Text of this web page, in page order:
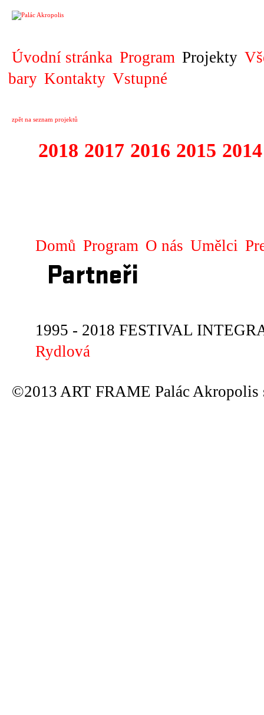
Úvodní stránka Program Projekty
bary Kontakty Vstupné
zpět na seznam projektů
2018 2017 2016 2015 2014
Domů Program O nás Umělci
Partneři
1995 - 2018 FESTIVAL
Rydlová
©2013 ART FRAME Palác Akropolis